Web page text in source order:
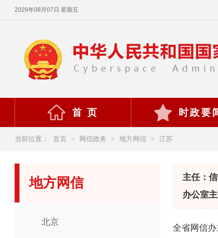
2026年08月07日 星期五
首 页 时政要
当前位置： 首页 > 网信政务 > 地方网信 > 江苏
地方网信
北京
主任：
办公室
全省网信